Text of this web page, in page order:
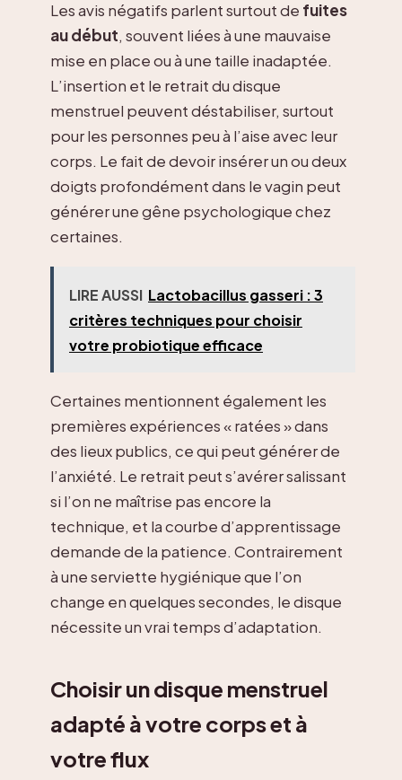
Les avis négatifs parlent surtout de fuites
au début, souvent liées à une mauvaise
mise en place ou à une taille inadaptée.
L’insertion et le retrait du disque
menstruel peuvent déstabiliser, surtout
pour les personnes peu à l’aise avec leur
corps. Le fait de devoir insérer un ou deux
doigts profondément dans le vagin peut
générer une gêne psychologique chez
certaines.
LIRE AUSSI Lactobacillus gasseri : 3
critères techniques pour choisir
votre probiotique efficace
Certaines mentionnent également les
premières expériences « ratées » dans
des lieux publics, ce qui peut générer de
l’anxiété. Le retrait peut s’avérer salissant
si l’on ne maîtrise pas encore la
technique, et la courbe d’apprentissage
demande de la patience. Contrairement
à une serviette hygiénique que l’on
change en quelques secondes, le disque
nécessite un vrai temps d’adaptation.
Choisir un disque menstruel
adapté à votre corps et à
votre flux